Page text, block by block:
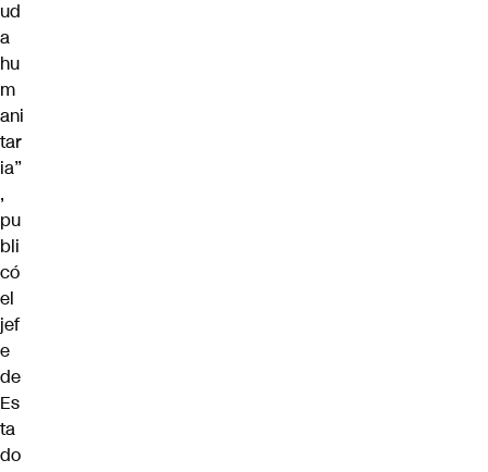
ud
a
hu
m
ani
tar
ia”
,
pu
bli
có
el
jef
e
de
Es
ta
do